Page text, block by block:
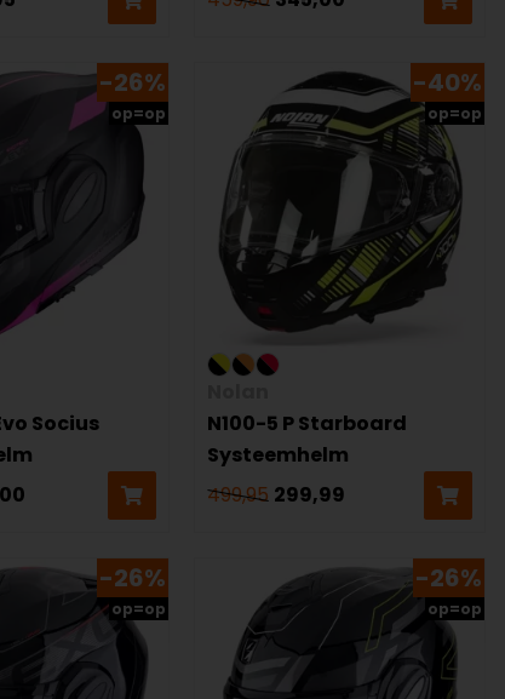
-26%
op=op
Socius
-40%
op=op
N100-5 P Starboard
Systeemhelm
499,95 299,99
-26%
op=op
-26%
op=op